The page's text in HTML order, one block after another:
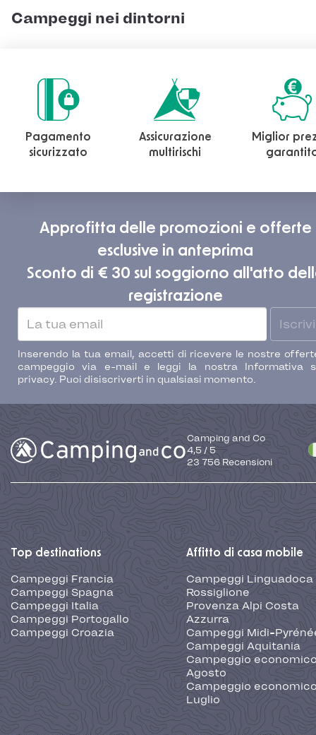
Campeggi nei dintorni
Pagamento
sicurizzato
Assicurazione
multirischi
Miglior
Approfitta delle promozioni e offerte
esclusive in anteprima
Sconto di € 30 sul soggiorno all'atto
registrazione
Inserendo la tua email, accetti di ricevere le nostre
campeggio via e-mail e leggi la nostra Informativa
privacy. Puoi disiscriverti in qualsiasi momento.
Camping and Co
4,5 / 5
23 756 Recensioni
Top destinations
Campeggi Francia
Campeggi Spagna
Campeggi Italia
Campeggi Portogallo
Campeggi Croazia
Affitto di casa mobile
Campeggi Linguadoca
Rossiglione
Provenza Alpi Costa
Azzurra
Campeggi Midi-
Campeggi Aquitania
Campeggio
Agosto
Campeggio
Luglio